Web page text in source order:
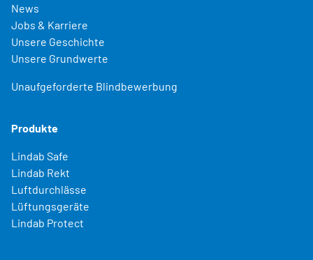
News
Jobs & Karriere
Unsere Geschichte
Unsere Grundwerte
Unaufgeforderte Blindbewerbung
Produkte
Lindab Safe
Lindab Rekt
Luftdurchlässe
Lüftungsgeräte
Lindab Protect